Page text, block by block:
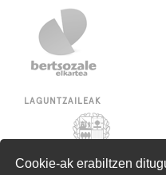
Cookie-ak erabiltzen
LAGUNTZAILEAK